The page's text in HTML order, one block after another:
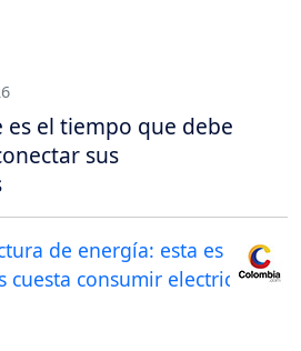
es el tiempo que debe
sus